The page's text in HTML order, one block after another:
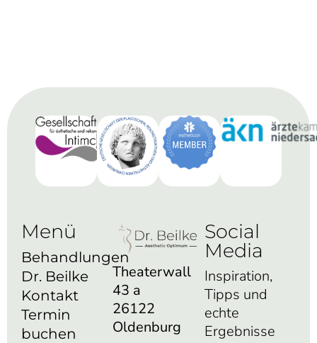
Menü
Behandlungen
Dr. Beilke
Kontakt
Termin
buchen
Theaterwall
43 a
26122
Oldenburg
Social
Media
Inspiration,
Tipps und
echte
Ergebnisse